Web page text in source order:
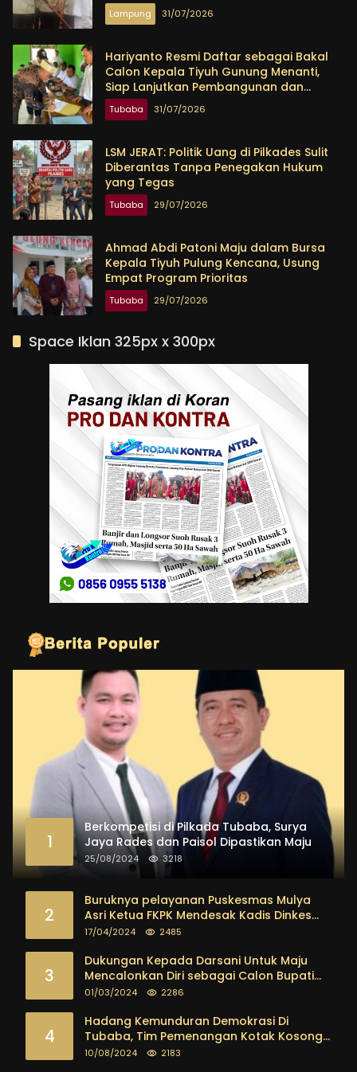
Lampung 31/07/2026
Hariyanto Resmi Daftar sebagai Bakal
Calon Kepala Tiyuh Gunung Menanti,
Siap Lanjutkan Pembangunan dan
Tingkatkan Kesejahteraan Warga
Tubaba 31/07/2026
LSM JERAT: Politik Uang di Pilkades Sulit
Diberantas Tanpa Penegakan Hukum
yang Tegas
Tubaba 29/07/2026
Ahmad Abdi Patoni Maju dalam Bursa
Kepala Tiyuh Pulung Kencana, Usung
Empat Program Prioritas
Tubaba 29/07/2026
Space Iklan 325px x 300px
1
Berkompetisi di Pilkada Tubaba, Surya
Jaya Rades dan Paisol Dipastikan Maju
25/08/2024 3218
2
Buruknya pelayanan Puskesmas Mulya
Asri Ketua FKPK Mendesak Kadis Dinkes
Tubaba Ambil Tindakan Tegas
17/04/2024 2485
3
Dukungan Kepada Darsani Untuk Maju
Mencalonkan Diri sebagai Calon Bupati
Tubaba Terus Mengalir Baik Dari
masyarakat
01/03/2024 2286
4
Hadang Kemunduran Demokrasi Di
Tubaba, Tim Pemenangan Kotak Kosong
Segera Dibentuk
10/08/2024 2183